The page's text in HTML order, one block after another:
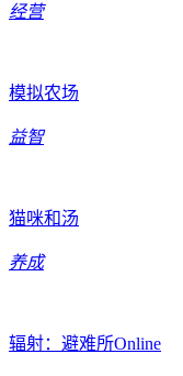
经营
模拟农场
益智
猫咪和汤
养成
辐射：避难所Online